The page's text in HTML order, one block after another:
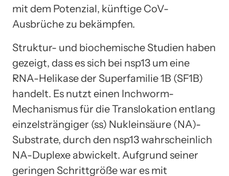
mit dem Potenzial, künftige CoV-
Ausbrüche zu bekämpfen.
Struktur- und biochemische Studien haben
gezeigt, dass es sich bei nsp13 um eine
RNA-Helikase der Superfamilie 1B (SF1B)
handelt. Es nutzt einen Inchworm-
Mechanismus für die Translokation entlang
einzelsträngiger (ss) Nukleinsäure (NA)-
Substrate, durch den nsp13 wahrscheinlich
NA-Duplexe abwickelt. Aufgrund seiner
geringen Schrittgröße war es mit